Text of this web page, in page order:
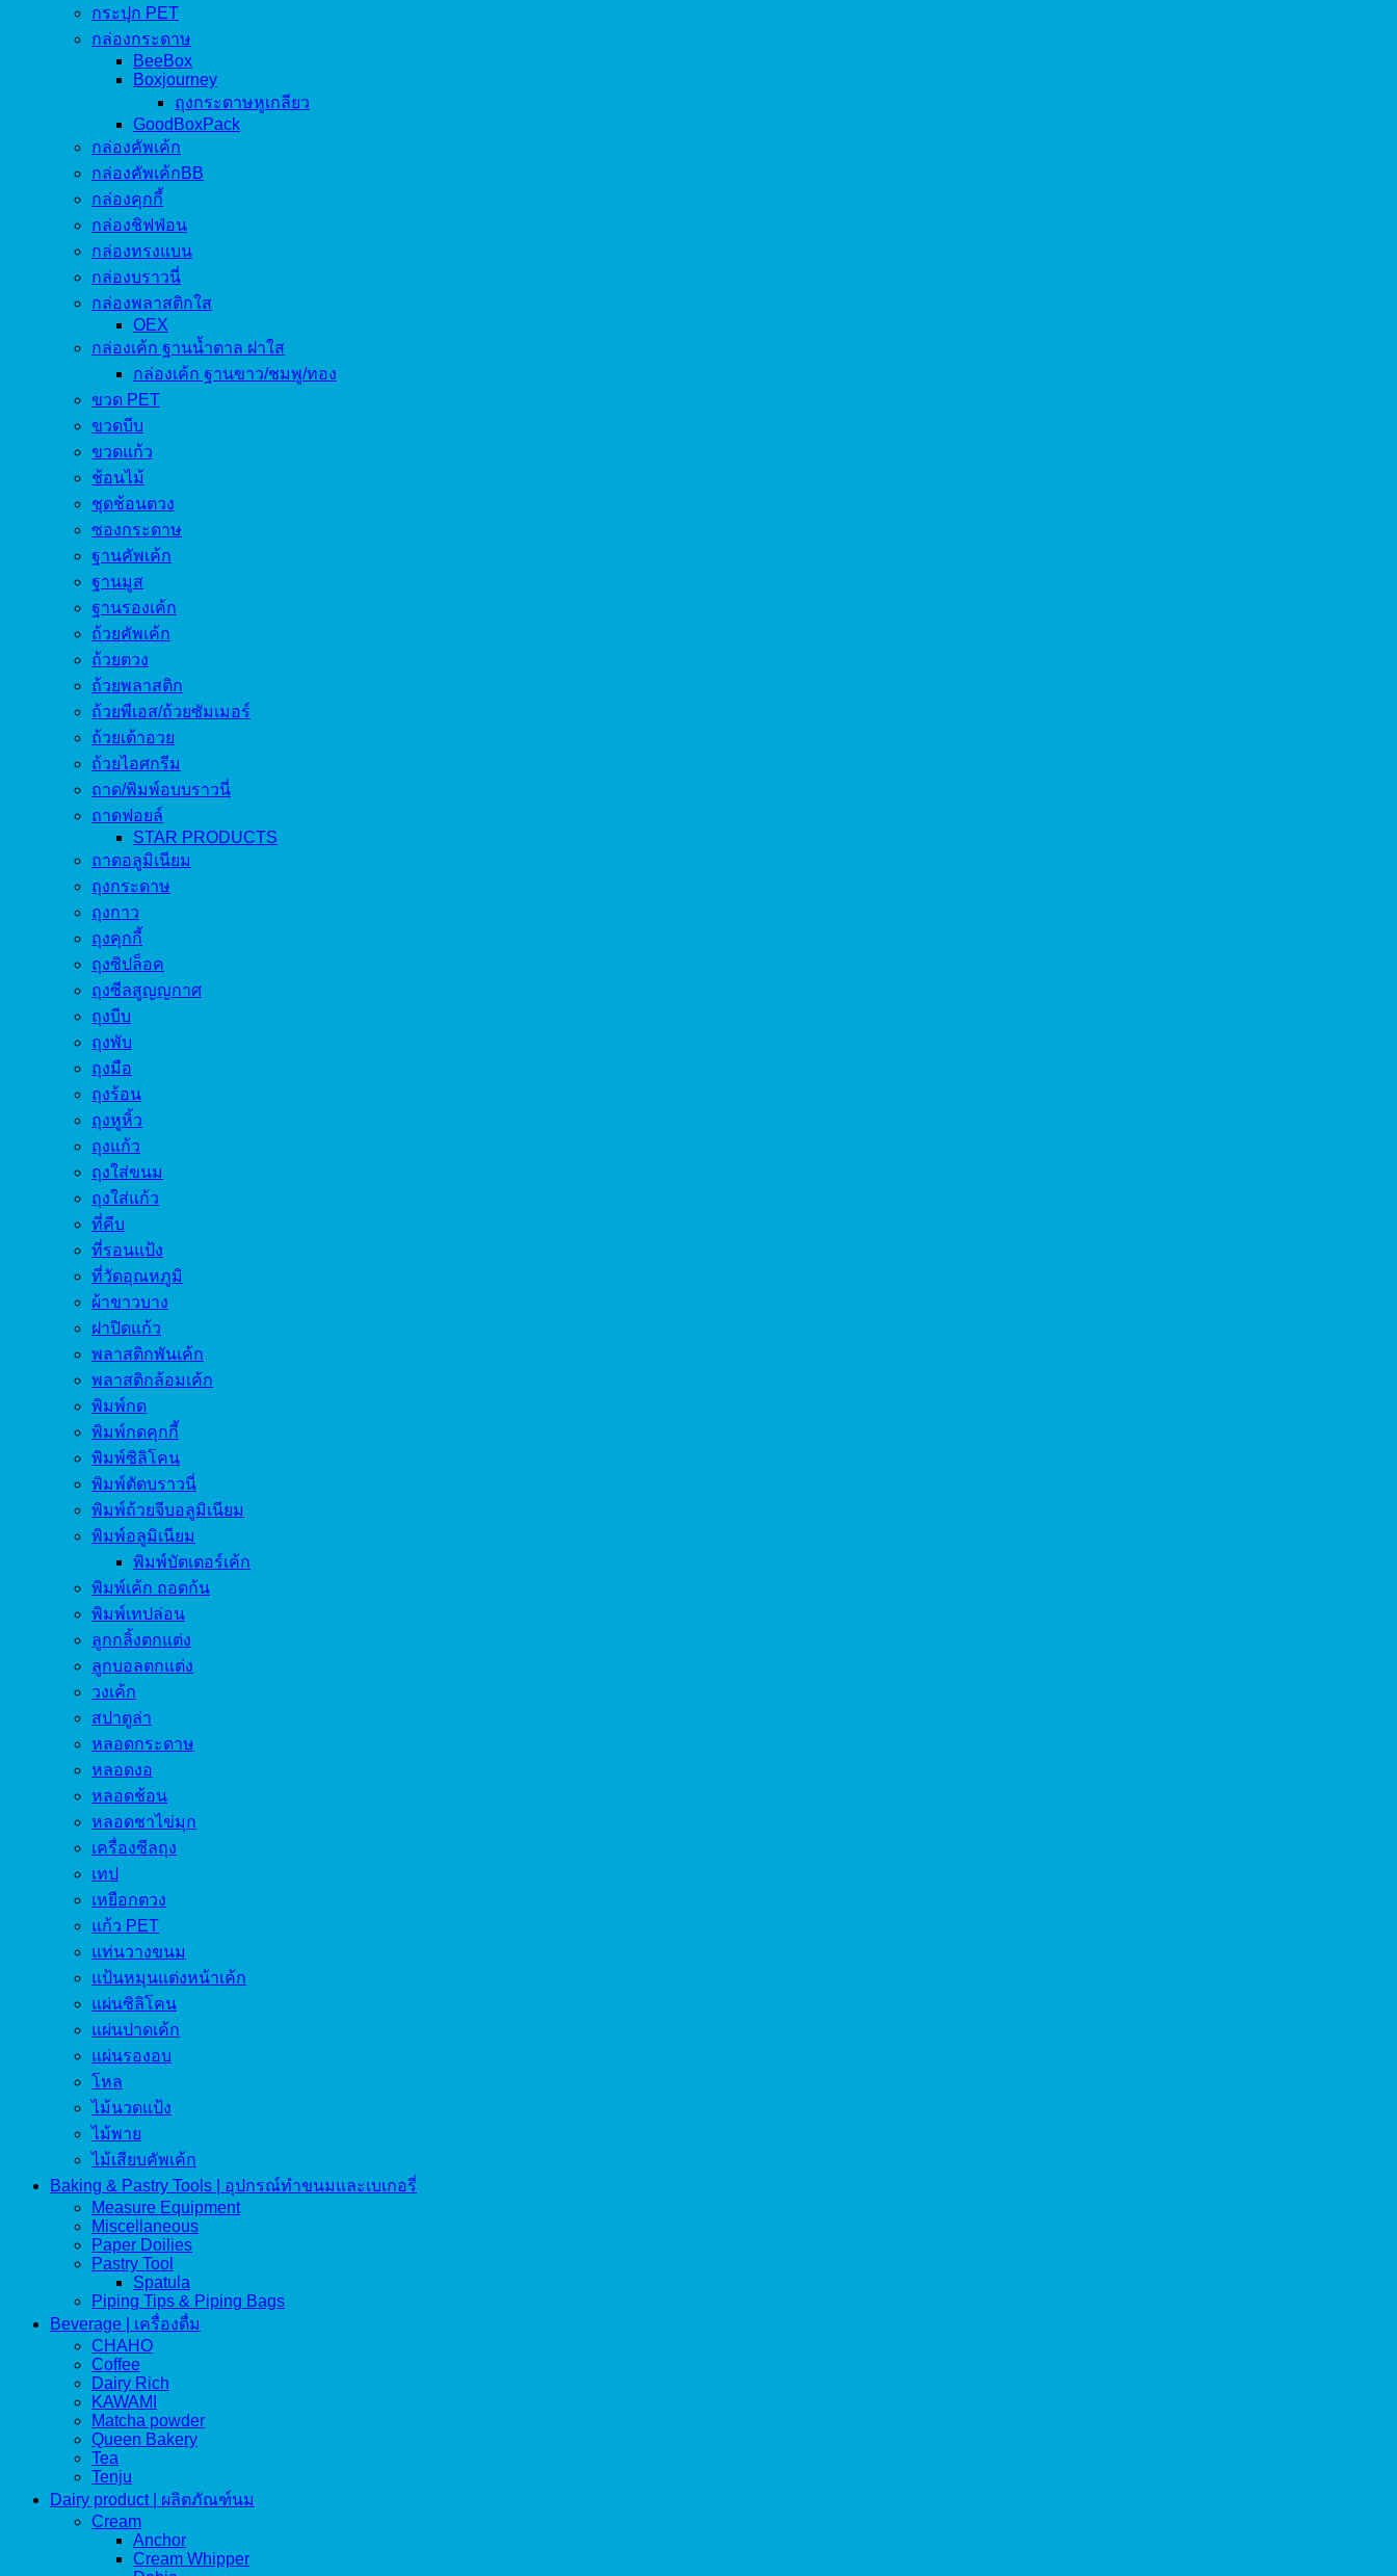
กระปุก PET
กล่องกระดาษ
BeeBox
Boxjourney
ถุงกระดาษหูเกลียว
GoodBoxPack
กล่องคัพเค้ก
กล่องคัพเค้กBB
กล่องคุกกี้
กล่องชิฟฟ่อน
กล่องทรงแบน
กล่องบราวนี่
กล่องพลาสติกใส
OEX
กล่องเค้ก ฐานน้ำตาล ฝาใส
กล่องเค้ก ฐานขาว/ชมพู/ทอง
ขวด PET
ขวดบีบ
ขวดแก้ว
ช้อนไม้
ชุดช้อนตวง
ซองกระดาษ
ฐานคัพเค้ก
ฐานมูส
ฐานรองเค้ก
ถ้วยคัพเค้ก
ถ้วยตวง
ถ้วยพลาสติก
ถ้วยพีเอส/ถ้วยซัมเมอร์
ถ้วยเต้าอวย
ถ้วยไอศกรีม
ถาด/พิมพ์อบบราวนี่
ถาดฟอยล์
STAR PRODUCTS
ถาดอลูมิเนียม
ถุงกระดาษ
ถุงกาว
ถุงคุกกี้
ถุงซิปล็อค
ถุงซีลสูญญกาศ
ถุงบีบ
ถุงพับ
ถุงมือ
ถุงร้อน
ถุงหูหิ้ว
ถุงแก้ว
ถุงใส่ขนม
ถุงใส่แก้ว
ที่คีบ
ที่รอนแป้ง
ที่วัดอุณหภูมิ
ผ้าขาวบาง
ฝาปิดแก้ว
พลาสติกพันเค้ก
พลาสติกล้อมเค้ก
พิมพ์กด
พิมพ์กดคุกกี้
พิมพ์ซิลิโคน
พิมพ์ตัดบราวนี่
พิมพ์ถ้วยจีบอลูมิเนียม
พิมพ์อลูมิเนียม
พิมพ์บัตเตอร์เค้ก
พิมพ์เค้ก ถอดก้น
พิมพ์เทปล่อน
ลูกกลิ้งตกแต่ง
ลูกบอลตกแต่ง
วงเค้ก
สปาตูล่า
หลอดกระดาษ
หลอดงอ
หลอดช้อน
หลอดชาไข่มุก
เครื่องซีลถุง
เทป
เหยือกตวง
แก้ว PET
แท่นวางขนม
แป้นหมุนแต่งหน้าเค้ก
แผ่นซิลิโคน
แผ่นปาดเค้ก
แผ่นรองอบ
โหล
ไม้นวดแป้ง
ไม้พาย
ไม้เสียบคัพเค้ก
Baking & Pastry Tools | อุปกรณ์ทำขนมและเบเกอรี่
Measure Equipment
Miscellaneous
Paper Doilies
Pastry Tool
Spatula
Piping Tips & Piping Bags
Beverage | เครื่องดื่ม
CHAHO
Coffee
Dairy Rich
KAWAMI
Matcha powder
Queen Bakery
Tea
Tenju
Dairy product | ผลิตภัณฑ์นม
Cream
Anchor
Cream Whipper